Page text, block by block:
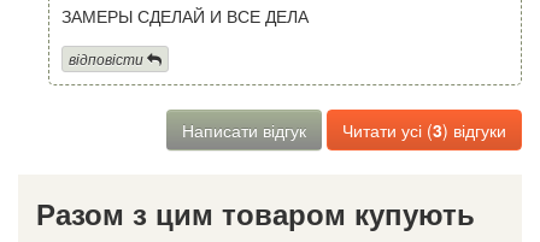
ЗАМЕРЫ СДЕЛАЙ И ВСЕ ДЕЛА
відповісти
Написати відгук Читати усі (3) відгуки
Разом з цим товаром купують